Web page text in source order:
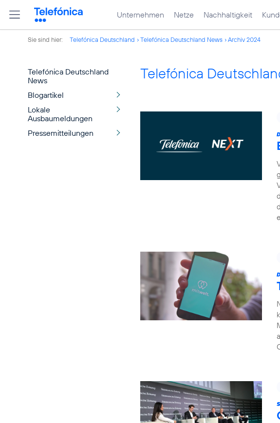
Unternehmen Netze Nachhaltigkeit
Sie sind hier: Telefónica Deutschland Telefónica Deutschland News Archiv 2024
Telefónica Deutschland
News
Blogartikel
Lokale
Ausbaumeldungen
Pressemitteilungen
Telefónica